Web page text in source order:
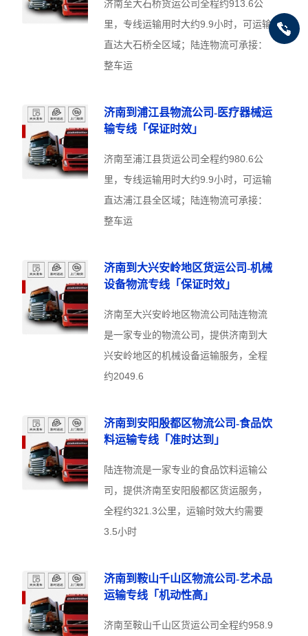
济南至大石桥货运公司全程约913.6公
里，专线运输用时大约9.9小时，可运输
直达大石桥全区域；陆连物流可承接：
整车运
济南到浦江县物流公司-医疗器械运
输专线「保证时效」
济南至浦江县货运公司全程约980.6公
里，专线运输用时大约9.9小时，可运输
直达浦江县全区域；陆连物流可承接：
整车运
济南到大兴安岭地区货运公司-机械
设备物流专线「保证时效」
济南至大兴安岭地区物流公司陆连物流
是一家专业的物流公司，提供济南到大
兴安岭地区的机械设备运输服务，全程
约2049.6
济南到安阳殷都区物流公司-食品饮
料运输专线「准时达到」
陆连物流是一家专业的食品饮料运输公
司，提供济南至安阳殷都区货运服务，
全程约321.3公里，运输时效大约需要
3.5小时
济南到鞍山千山区物流公司-艺术品
运输专线「机动性高」
济南至鞍山千山区货运公司全程约958.9